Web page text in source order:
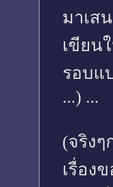
มาเส
เขียน
รอบแ
...) ...
(จริง
เรื่อง